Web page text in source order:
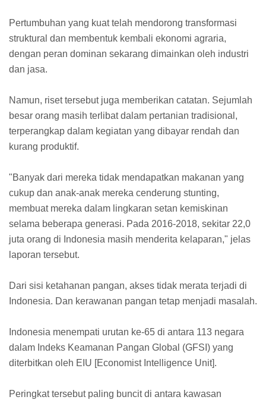
Pertumbuhan yang kuat telah mendorong transformasi
struktural dan membentuk kembali ekonomi agraria,
dengan peran dominan sekarang dimainkan oleh industri
dan jasa.
Namun, riset tersebut juga memberikan catatan. Sejumlah
besar orang masih terlibat dalam pertanian tradisional,
terperangkap dalam kegiatan yang dibayar rendah dan
kurang produktif.
"Banyak dari mereka tidak mendapatkan makanan yang
cukup dan anak-anak mereka cenderung stunting,
membuat mereka dalam lingkaran setan kemiskinan
selama beberapa generasi. Pada 2016-2018, sekitar 22,0
juta orang di Indonesia masih menderita kelaparan," jelas
laporan tersebut.
Dari sisi ketahanan pangan, akses tidak merata terjadi di
Indonesia. Dan kerawanan pangan tetap menjadi masalah.
Indonesia menempati urutan ke-65 di antara 113 negara
dalam Indeks Keamanan Pangan Global (GFSI) yang
diterbitkan oleh EIU [Economist Intelligence Unit].
Peringkat tersebut paling buncit di antara kawasan